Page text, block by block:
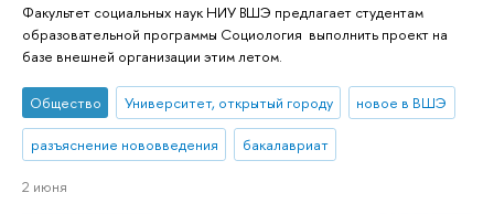
Факультет социальных наук НИУ ВШЭ предлагает студентам
образовательной программы Социология выполнить проект на
базе внешней организации этим летом.
Общество Университет, открытый городу новое в ВШЭ
разъяснение нововведения бакалавриат
2 июня